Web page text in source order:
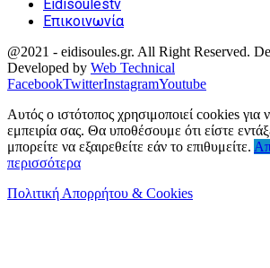
Eidisoulestv
Επικοινωνία
@2021 - eidisoules.gr. All Right Reserved.
Developed by Web Technical
FacebookTwitterInstagramYoutube
Αυτός ο ιστότοπος χρησιμοποιεί cookies για
εμπειρία σας. Θα υποθέσουμε ότι είστε
μπορείτε να εξαιρεθείτε εάν το επιθυμείτε.
περισσότερα
Πολιτική Απορρήτου & Cookies